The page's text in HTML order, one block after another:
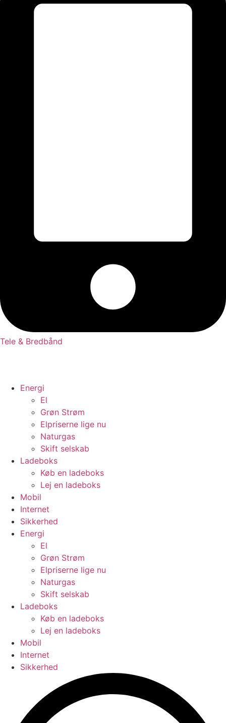
Tele & Bredbånd
Energi
El
Grøn Strøm
Elpriserne lige nu
Naturgas
Skift selskab
Ladeboks
Køb en ladeboks
Lej en ladeboks
Mobil
Internet
Sikkerhed
Energi
El
Grøn Strøm
Elpriserne lige nu
Naturgas
Skift selskab
Ladeboks
Køb en ladeboks
Lej en ladeboks
Mobil
Internet
Sikkerhed